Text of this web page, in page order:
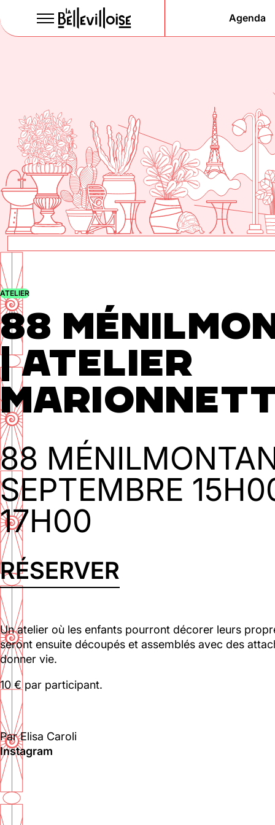
Le Paris
de la
depuis
Agenda
Mentions légalesPolitique de confidentialitéCookies
Halle aux Oliviers🍴
Jeu, Ven, Sam : 19h00 - 01h00
Dim : 11h30 - 16h00
Lun, Mar, Mer : Fermé
Voir la carte
Réserver une table
Le Toit
Lun, Mar, Mer, Jeu, Ven : 17h - 00h00
Sam, Dim : 15h00 - 00h00
Voir la carte
88 Ménilmontant
ATELIER
88
| ATELIER
88
SEPTEMBRE
17H00
RÉSERVER
Un atelier où les enfants pourront décorer leurs
seront ensuite découpés et assemblés avec des
donner vie.
10 € par participant.
Par Elisa Caroli
Instagram